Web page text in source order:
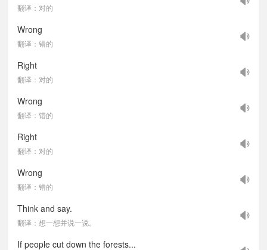
翻译：对的
Wrong
翻译：错的
Right
翻译：对的
Wrong
翻译：错的
Right
翻译：对的
Wrong
翻译：错的
Think and say.
翻译：想一想并说一说。
If people cut down the forests...